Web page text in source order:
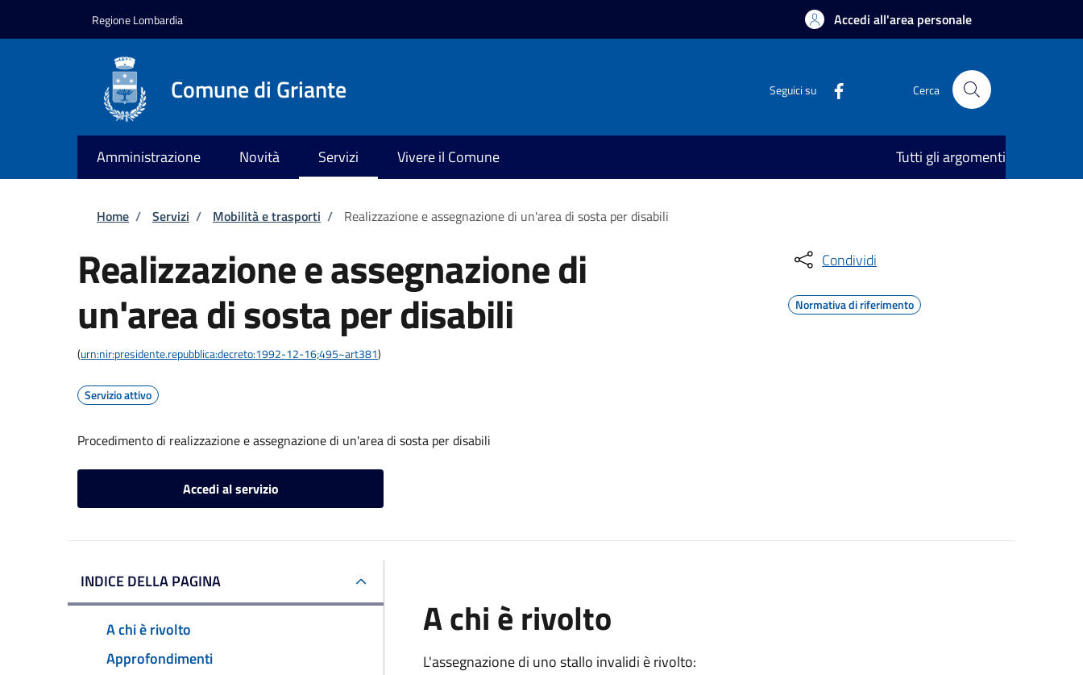
Regione Lombardia Accedi all'area personale
Comune di Griante Seguici su Cerca
Amministrazione Novità Servizi Vivere il Comune Tutti gli argomenti
Briciole di pane
Home / Servizi / Mobilità e trasporti / Realizzazione e assegnazione di un'area di sosta per disabili
Realizzazione e assegnazione di
un'area di sosta per disabili
(urn:nir:presidente.repubblica:decreto:1992-12-16;495~art381)
Servizio attivo
Procedimento di realizzazione e assegnazione di un'area di sosta per disabili
Accedi al servizio
Condividi
Normativa di riferimento
INDICE DELLA PAGINA
A chi è rivolto
Approfondimenti
A chi è rivolto
L'assegnazione di uno stallo invalidi è rivolto: